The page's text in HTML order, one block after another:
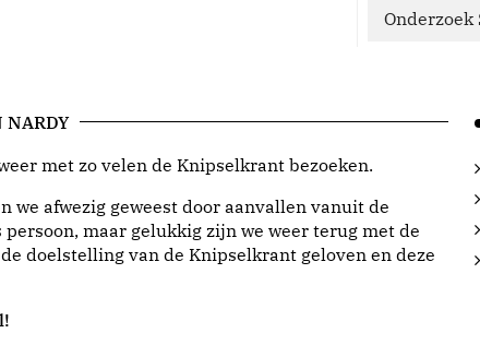
Onderzoek
NARDY
met zo velen de Knipselkrant bezoeken.
we afwezig geweest door aanvallen vanuit de
maar gelukkig zijn we weer terug met de
doelstelling van de Knipselkrant geloven en deze